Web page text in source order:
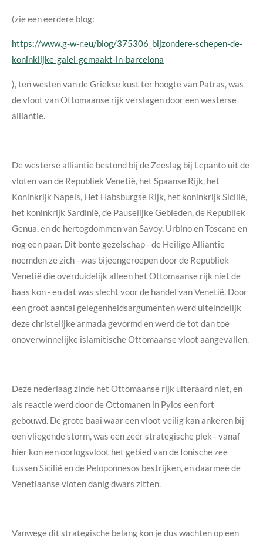
(zie een eerdere blog:
https://www.g-w-r.eu/blog/375306_bijzondere-schepen-de-
koninklijke-galei-gemaakt-in-barcelona
),ten westen van de Griekse kust ter hoogte van Patras, was
de vloot van Ottomaanse rijk verslagen door een westerse
alliantie.
De westerse alliantie bestond bij de Zeeslag bij Lepanto uit de
vloten van de Republiek Venetië, het Spaanse Rijk, het
Koninkrijk Napels, Het Habsburgse Rijk, het koninkrijk Sicilië,
het koninkrijk Sardinië, de Pauselijke Gebieden, de Republiek
Genua, en de hertogdommen van Savoy, Urbino en Toscane en
nog een paar. Dit bonte gezelschap - de Heilige Alliantie
noemden ze zich - was bijeengeroepen door de Republiek
Venetië die overduidelijk alleen het Ottomaanse rijk niet de
baas kon - en dat was slecht voor de handel van Venetië. Door
een groot aantal gelegenheidsargumenten werd uiteindelijk
deze christelijke armada gevormd en werd de tot dan toe
onoverwinnelijke islamitische Ottomaanse vloot aangevallen.
Deze nederlaag zinde het Ottomaanse rijk uiteraard niet, en
als reactie werd door de Ottomanen in Pylos een fort
gebouwd. De grote baai waar een vloot veilig kan ankeren bij
een vliegende storm, was een zeer strategische plek - vanaf
hier kon een oorlogsvloot het gebied van de Ionische zee
tussen Sicilië en de Peloponnesos bestrijken, en daarmee de
Venetiaanse vloten danig dwars zitten.
Vanwege dit strategische belang kon je dus wachten op een